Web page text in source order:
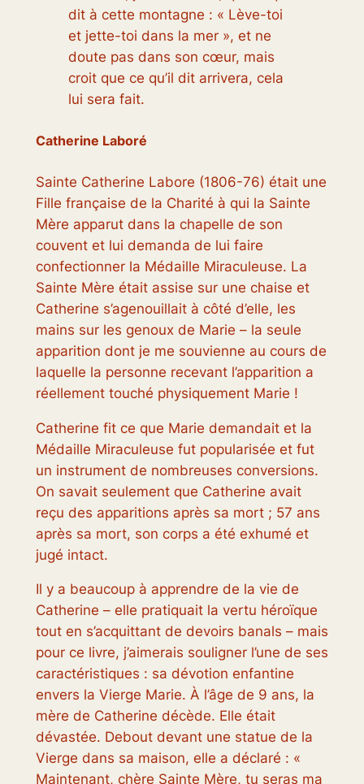
dit à cette montagne : « Lève-toi
et jette-toi dans la mer », et ne
doute pas dans son cœur, mais
croit que ce qu’il dit arrivera, cela
lui sera fait.
Catherine Laboré
Sainte Catherine Labore (1806-76) était une
Fille française de la Charité à qui la Sainte
Mère apparut dans la chapelle de son
couvent et lui demanda de lui faire
confectionner la Médaille Miraculeuse. La
Sainte Mère était assise sur une chaise et
Catherine s’agenouillait à côté d’elle, les
mains sur les genoux de Marie – la seule
apparition dont je me souvienne au cours de
laquelle la personne recevant l’apparition a
réellement touché physiquement Marie !
Catherine fit ce que Marie demandait et la
Médaille Miraculeuse fut popularisée et fut
un instrument de nombreuses conversions.
On savait seulement que Catherine avait
reçu des apparitions après sa mort ; 57 ans
après sa mort, son corps a été exhumé et
jugé intact.
Il y a beaucoup à apprendre de la vie de
Catherine – elle pratiquait la vertu héroïque
tout en s’acquittant de devoirs banals – mais
pour ce livre, j’aimerais souligner l’une de ses
caractéristiques : sa dévotion enfantine
envers la Vierge Marie. À l’âge de 9 ans, la
mère de Catherine décède. Elle était
dévastée. Debout devant une statue de la
Vierge dans sa maison, elle a déclaré : «
Maintenant, chère Sainte Mère, tu seras ma